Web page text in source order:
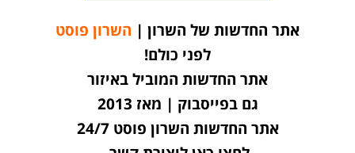
אתר החדשות של השרון | השרון פוסט
לפני כולם!
אתר החדשות המוביל באיזור
גם בפייסבוק | מאז 2013
אתר החדשות השרון פוסט 24/7